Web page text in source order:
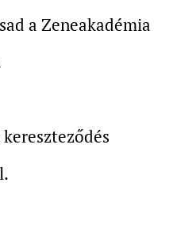
a Zeneakadémia